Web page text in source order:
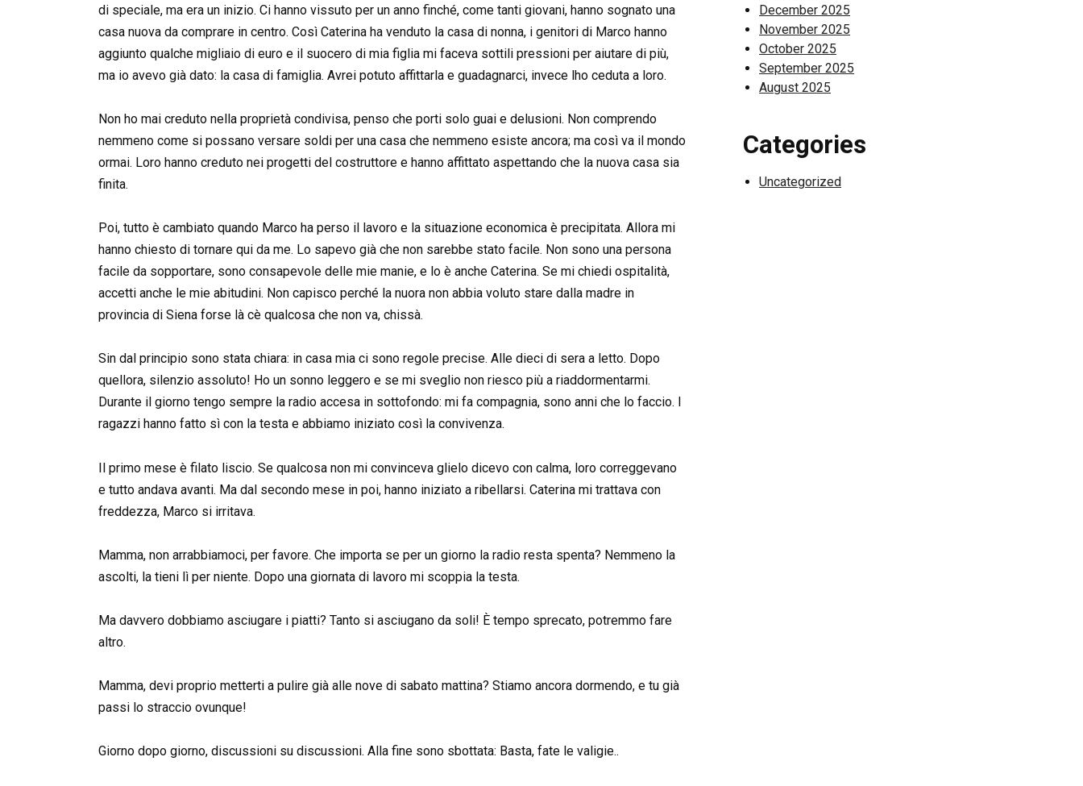
di speciale, ma era un inizio. Ci hanno vissuto per un anno finché, come tanti giovani, hanno sognato una
casa nuova da comprare in centro. Così Caterina ha venduto la casa di nonna, i genitori di Marco hanno
aggiunto qualche migliaio di euro e il suocero di mia figlia mi faceva sottili pressioni per aiutare di più,
ma io avevo già dato: la casa di famiglia. Avrei potuto affittarla e guadagnarci, invece lho ceduta a loro.
Non ho mai creduto nella proprietà condivisa, penso che porti solo guai e delusioni. Non comprendo
nemmeno come si possano versare soldi per una casa che nemmeno esiste ancora; ma così va il mondo
ormai. Loro hanno creduto nei progetti del costruttore e hanno affittato aspettando che la nuova casa sia
finita.
Poi, tutto è cambiato quando Marco ha perso il lavoro e la situazione economica è precipitata. Allora mi
hanno chiesto di tornare qui da me. Lo sapevo già che non sarebbe stato facile. Non sono una persona
facile da sopportare, sono consapevole delle mie manie, e lo è anche Caterina. Se mi chiedi ospitalità,
accetti anche le mie abitudini. Non capisco perché la nuora non abbia voluto stare dalla madre in
provincia di Siena forse là cè qualcosa che non va, chissà.
Sin dal principio sono stata chiara: in casa mia ci sono regole precise. Alle dieci di sera a letto. Dopo
quellora, silenzio assoluto! Ho un sonno leggero e se mi sveglio non riesco più a riaddormentarmi.
Durante il giorno tengo sempre la radio accesa in sottofondo: mi fa compagnia, sono anni che lo faccio. I
ragazzi hanno fatto sì con la testa e abbiamo iniziato così la convivenza.
Il primo mese è filato liscio. Se qualcosa non mi convinceva glielo dicevo con calma, loro correggevano
e tutto andava avanti. Ma dal secondo mese in poi, hanno iniziato a ribellarsi. Caterina mi trattava con
freddezza, Marco si irritava.
Mamma, non arrabbiamoci, per favore. Che importa se per un giorno la radio resta spenta? Nemmeno la
ascolti, la tieni lì per niente. Dopo una giornata di lavoro mi scoppia la testa.
Ma davvero dobbiamo asciugare i piatti? Tanto si asciugano da soli! È tempo sprecato, potremmo fare
altro.
Mamma, devi proprio metterti a pulire già alle nove di sabato mattina? Stiamo ancora dormendo, e tu già
passi lo straccio ovunque!
Giorno dopo giorno, discussioni su discussioni. Alla fine sono sbottata: Basta, fate le valigie..
December 2025
November 2025
October 2025
September 2025
August 2025
Categories
Uncategorized